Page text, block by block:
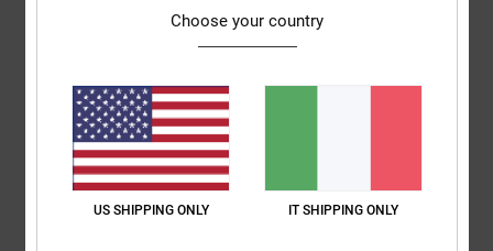
/5
5
4. luglio 2026
Acquisto verificato
Choose your country
US SHIPPING ONLY IT SHIPPING ONLY